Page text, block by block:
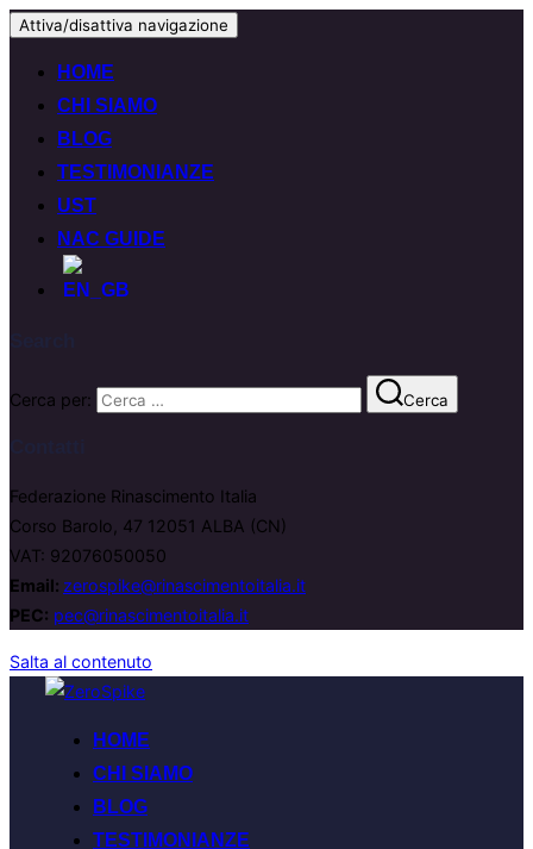
Attiva/disattiva navigazione
HOME
CHI SIAMO
BLOG
TESTIMONIANZE
UST
NAC GUIDE
Cerca per: Cerca
Federazione Rinascimento Italia
Corso Barolo, 47 12051 ALBA (CN)
VAT: 92076050050
Email: zerospike@rinascimentoitalia.it
PEC: pec@rinascimentoitalia.it
Salta al contenuto
HOME
CHI SIAMO
BLOG
TESTIMONIANZE